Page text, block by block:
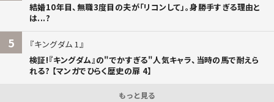
結婚10年目、無職3度目の夫が「リコンして」。身勝手すぎる理由と
は...?
5
キングダム 1
検証!『キングダム』の"でかすぎる"人気キャラ、当時の馬で耐えら
れる? 【マンガでひらく歴史の扉 4】
もっと見る